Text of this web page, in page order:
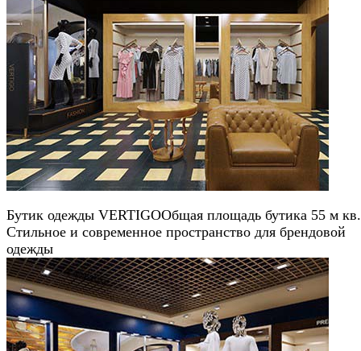
Бутик одежды VERTIGOОбщая площадь бутика 55 м кв.
Стильное и современное пространство для брендовой
одежды